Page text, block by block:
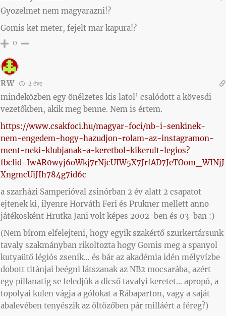
Gyozelmet nem magyarazni!?
Gomis ket meter, fejelt mar kapura!?
0
RW 2 éve
mindeközben egy önélzetes kis latol’ csalódott a kövesdi
vezetőkben, akik meg benne. Nem is értem.
https://www.csakfoci.hu/magyar-foci/nb-i-senkinek-
nem-engedem-hogy-hazudjon-rolam-az-instagramon-
ment-neki-klubjanak-a-keretbol-kikerult-legios?
fbclid=IwAR0wyj6oWkj7rNjcUIW5X7JrfAD7JeTOom_WINjJ
XngmcUiJIh784g7id6c
a szarházi Samperióval zsinórban 2 év alatt 2 csapatot
ejtenek ki, ilyenre Horváth Feri és Prukner mellett anno
játékosként Hrutka Jani volt képes 2002-ben és 03-ban :)
(Nem bírom elfelejteni, hogy egyik szakértő szurkertársunk
tavaly szakmányban rikoltozta hogy Gomis meg a spanyol
kutyaütő légiós zsenik… és bár az akadémia idén mélyvízbe
dobott titánjai beégni látszanak az NB2 mocsarába, azért
egy pillanatig se feledjük a dicső tavalyi keretet… apropó, a
topolyai kulen vágja a gólokat a Rábaparton, vagy a saját
abalevében tenyészik az öltözőben pár milláért a féreg?)